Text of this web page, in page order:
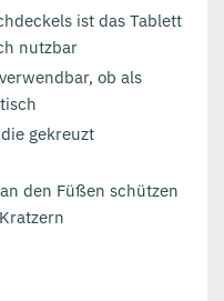
ist das Tablett
nutzbar
ob als
gekreuzt
den Füßen schützen